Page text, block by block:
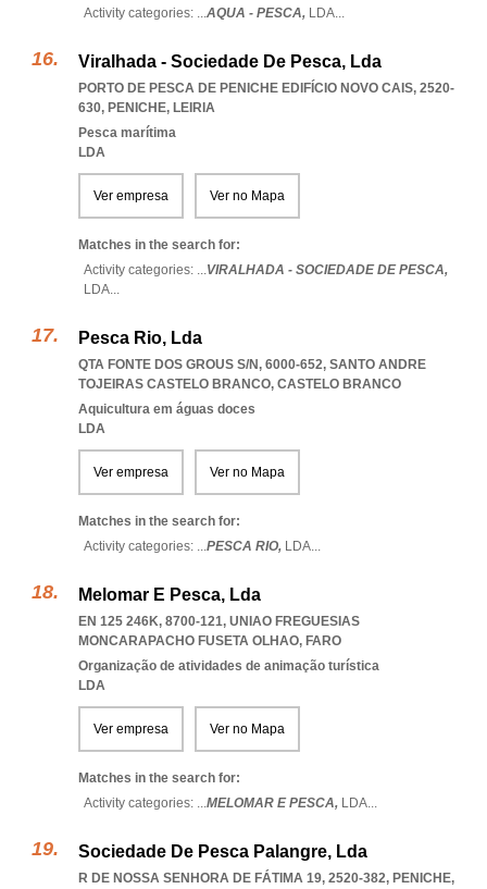
Activity categories: ...AQUA - PESCA, LDA...
Viralhada - Sociedade De Pesca, Lda
PORTO DE PESCA DE PENICHE EDIFÍCIO NOVO CAIS, 2520-
630, PENICHE, LEIRIA
Pesca marítima
LDA
Ver empresa Ver no Mapa
Matches in the search for:
Activity categories: ...VIRALHADA - SOCIEDADE DE PESCA,
LDA...
Pesca Rio, Lda
QTA FONTE DOS GROUS S/N, 6000-652, SANTO ANDRE
TOJEIRAS CASTELO BRANCO, CASTELO BRANCO
Aquicultura em águas doces
LDA
Ver empresa Ver no Mapa
Matches in the search for:
Activity categories: ...PESCA RIO, LDA...
Melomar E Pesca, Lda
EN 125 246K, 8700-121, UNIAO FREGUESIAS
MONCARAPACHO FUSETA OLHAO, FARO
Organização de atividades de animação turística
LDA
Ver empresa Ver no Mapa
Matches in the search for:
Activity categories: ...MELOMAR E PESCA, LDA...
Sociedade De Pesca Palangre, Lda
R DE NOSSA SENHORA DE FÁTIMA 19, 2520-382, PENICHE,